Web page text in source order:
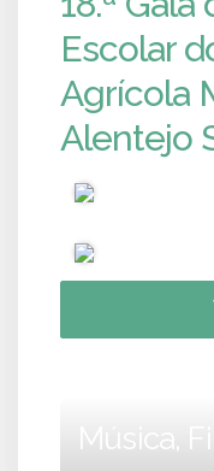
Escolar
Agrícola
Alentejo
Música,